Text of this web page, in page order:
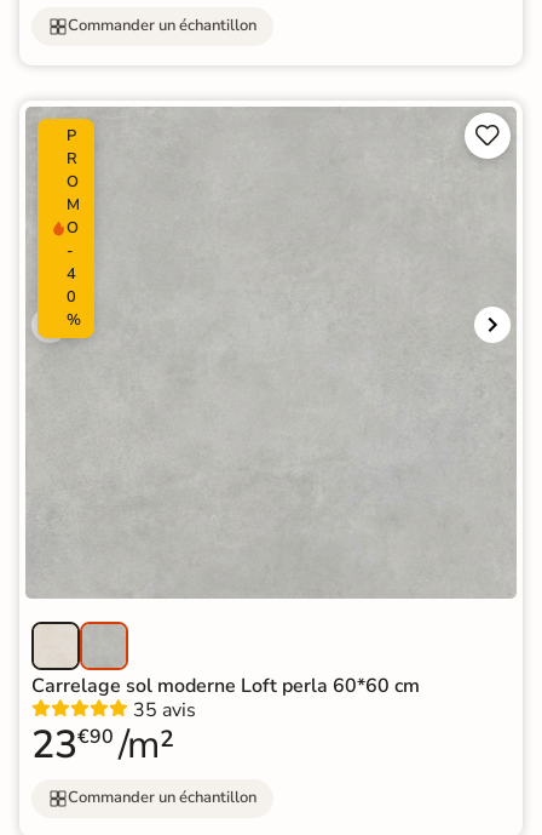
Commander un échantillon
P
R
O
M
O
-
4
0
%


Carrelage sol moderne Loft perla 60*60 cm
35 avis
23€90 /m²
Commander un échantillon